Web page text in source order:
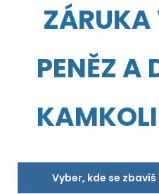
ZÁRUKA
PENĚZ A
Vyber, kde se